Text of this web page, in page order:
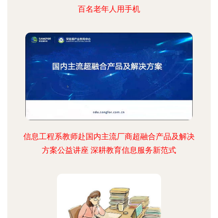
百名老年人用手机
信息工程系教师赴国内主流厂商超融合产品及解决
方案公益讲座 深耕教育信息服务新范式